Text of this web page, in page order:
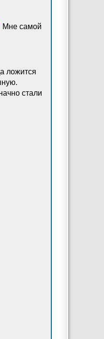
Мне самой
ложится
стали